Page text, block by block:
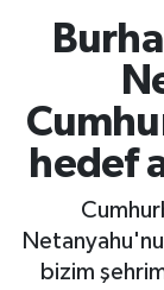
hedef
bizim